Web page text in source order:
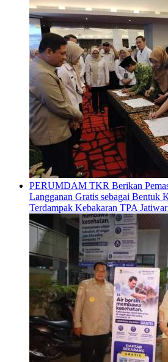
PERUMDAM TKR Berikan
Langganan Gratis sebagai Bentuk
Terdampak Kebakaran TPA